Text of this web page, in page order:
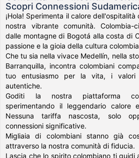
Scopri Connessioni
¡Hola! Sperimenta il calore
nostra vibrante comunità. Colombia-
dalle montagne di Bogotá alla costa di
passione e la gioia della cultura
Che tu sia nella vivace Medellín, nella
Barranquilla, incontra colombiani
tuo entusiasmo per la vita, i valori
autentiche.
Goditi la nostra piattaforma
sperimentando il leggendario calore
Nessuna tariffa nascosta, solo
connessioni significative.
Migliaia di colombiani stanno già
attraverso la nostra comunità di fiducia.
Lascia che lo spirito colombiano ti guidi